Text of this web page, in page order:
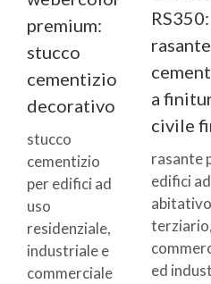
premium:
stucco
cementizio
decorativo
stucco
cementizio
per edifici ad
uso
residenziale,
industriale e
commerciale
RS350:
rasante
a
civile
rasante
edifici
terziario,
ed